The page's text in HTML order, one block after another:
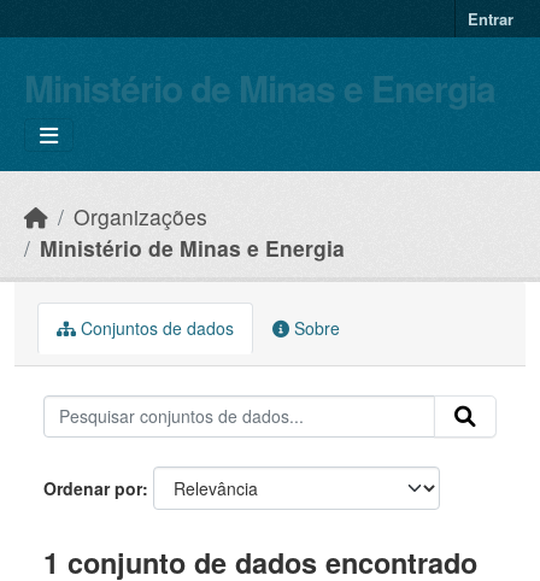
Entrar
Ministério de Minas e Energia
Organizações
Ministério de Minas e Energia
Conjuntos de dados Sobre
Ordenar por
1 conjunto de dados encontrado